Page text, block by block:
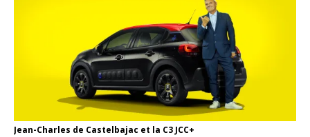
Jean-Charles de Castelbajac et la C3 JCC+